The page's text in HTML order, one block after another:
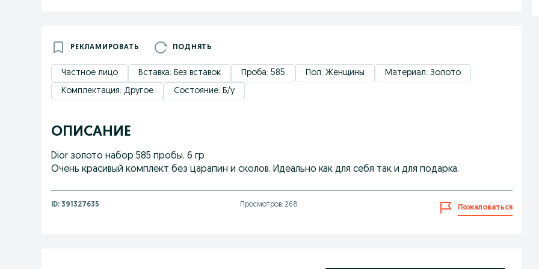
РЕКЛАМИРОВАТЬ ПОДНЯТЬ
Частное лицо Вставка: Без вставок Проба: 585 Пол: Женщины
Материал: Золото
Комплектация: Другое
Состояние: Б/у
ОПИСАНИЕ
Dior золото набор 585 пробы. 6 гр
Очень красивый комплект без царапин и сколов. Идеально как для себя так и для подарка.
ID: 391327635 Просмотров: 268 Пожаловаться